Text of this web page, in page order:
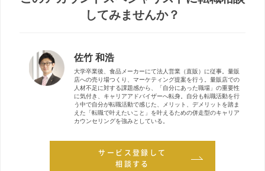
してみませんか？
佐竹 和浩
大学卒業後、食品メーカーにて法人営業（直販）に従事。量販
店への売り場つくり、マーケティング提案を行う。量販店での
人材不足に対する課題感から、「自分にあった職場」の重要性
に気付き、キャリアアドバイザーへ転身。自分も転職活動を行
う中で自分が転職活動で感じた、メリット、デメリットを踏ま
えた「転職で叶えたいこと」を叶えるための併走型のキャリア
カウンセリングを強みとしている。
サービス登録して
相談する